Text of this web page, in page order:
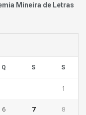
Mineira de Letras
Q S S
1
6 7 8